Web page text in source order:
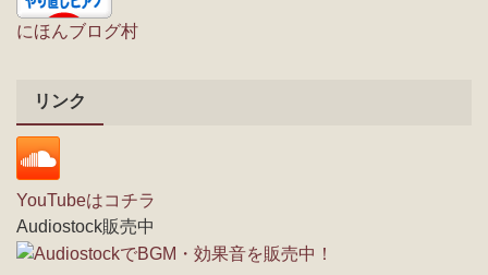
にほんブログ村
リンク
YouTubeはコチラ
Audiostock販売中